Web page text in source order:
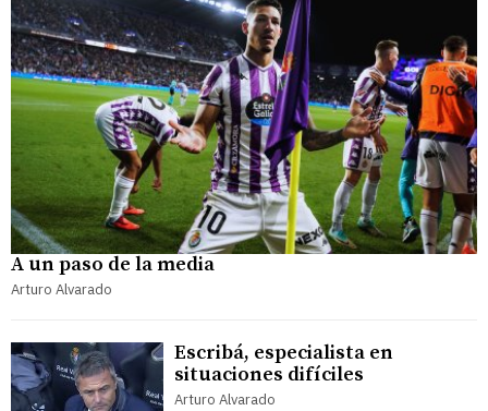
A un paso de la media
Arturo Alvarado
Escribá, especialista en
situaciones difíciles
Arturo Alvarado